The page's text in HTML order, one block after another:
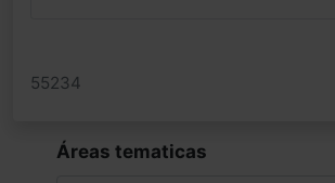
55234
Áreas tematicas